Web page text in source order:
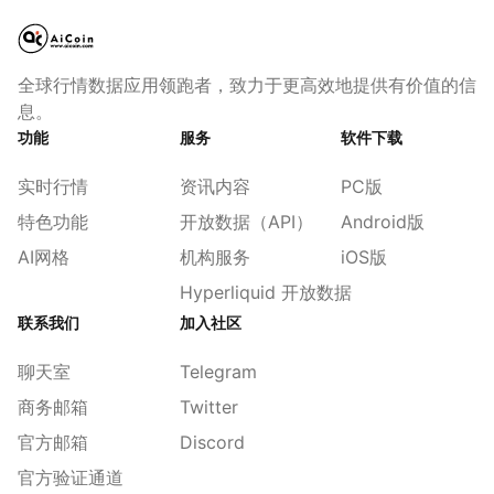
全球行情数据应用领跑者，致力于更高效地提供有价值的信
息。
功能
实时行情
特色功能
AI网格
服务
资讯内容
开放数据（API）
机构服务
Hyperliquid 开放数据
软件下载
PC版
Android版
iOS版
联系我们
聊天室
商务邮箱
官方邮箱
官方验证通道
加入社区
Telegram
Twitter
Discord